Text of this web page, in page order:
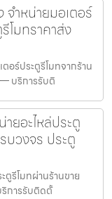
จำหน่ายมอเตอร์
โมทราคาส่ง
อร์ประตูรีโมทจากร้าน
— บริการรับติ
ยอะไหล่ประตู
บวงจร ประตู
ตูรีโมทผ่านร้านขาย
ริการรับติดตั้